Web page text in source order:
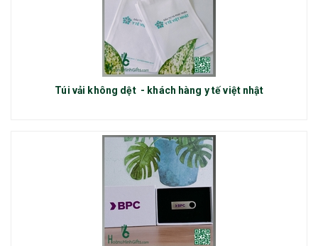
Túi vải không dệt - khách hàng y tế việt nhật